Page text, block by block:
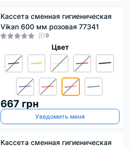
Кассета сменная гигиеническая
Vikan 600 мм розовая 77341
0
Цвет
667 грн
Уведомить меня
Кассета сменная гигиеническая